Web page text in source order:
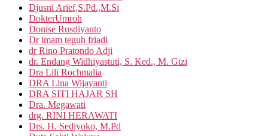
Djusni Arief,S.Pd.,M.Si
DokterUmroh
Donise Rusdiyanto
Dr imam teguh friadi
dr Rino Pratondo Adji
dr. Endang Widhiyastuti, S. Ked., M. Gizi
Dra Lili Rochmalia
DRA Lina Wijayanti
DRA SITI HAJAR SH
Dra. Megawati
drg. RINI HERAWATI
Drs. H. Sediyoko, M.Pd